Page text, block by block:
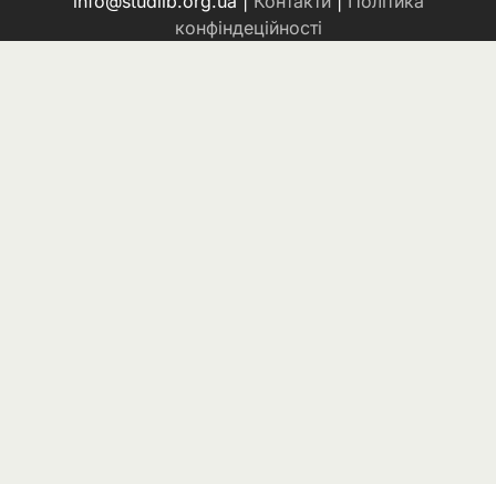
конфіндеційності